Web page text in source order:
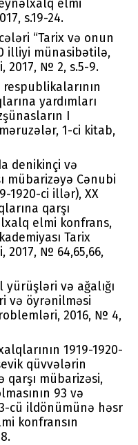
elmi
s.19-24.
“Tariх və оnun
illiyi münasibətilə,
2017, № 2, s.5-9.
yardımları
I
1-ci kitab,
denikinçi və
mübarizəyə Cənubi
1920-ci illər), XX
qarşı
elmi konfrans,
Tarix
№ 64,65,66,
və ağalığı
və öyrənilməsi
2016, № 4,
1919-1920-
qüvvələrin
mübarizəsi,
93 və
cü ildönümünə həsr
konfransın